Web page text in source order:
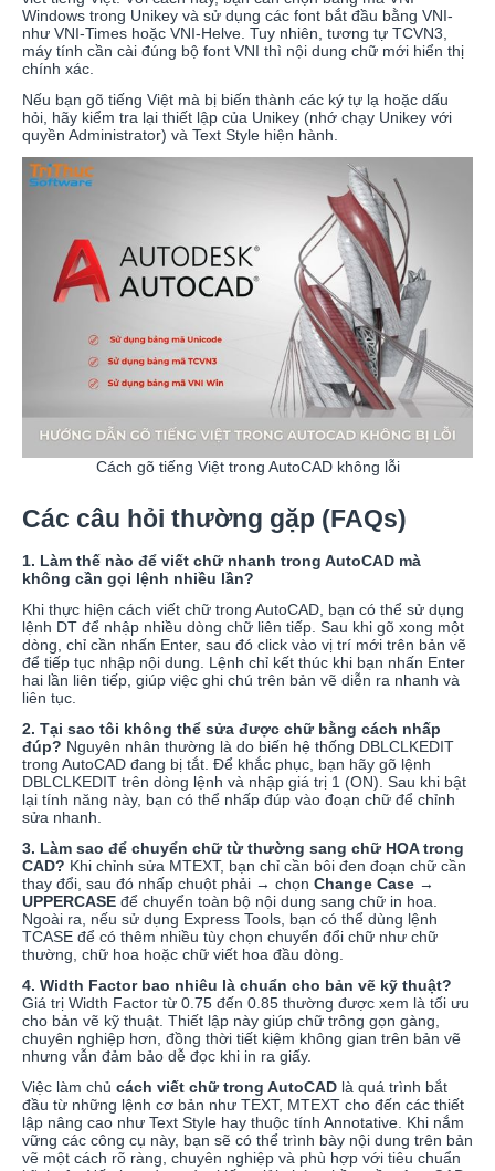
Windows trong Unikey và sử dụng các font bắt đầu bằng VNI-
như VNI-Times hoặc VNI-Helve. Tuy nhiên, tương tự TCVN3,
máy tính cần cài đúng bộ font VNI thì nội dung chữ mới hiển thị
chính xác.
Nếu bạn gõ tiếng Việt mà bị biến thành các ký tự lạ hoặc dấu
hỏi, hãy kiểm tra lại thiết lập của Unikey (nhớ chạy Unikey với
quyền Administrator) và Text Style hiện hành.
Cách gõ tiếng Việt trong AutoCAD không lỗi
Các câu hỏi thường gặp (FAQs)
1. Làm thế nào để viết chữ nhanh trong AutoCAD mà
không cần gọi lệnh nhiều lần?
Khi thực hiện cách viết chữ trong AutoCAD, bạn có thể sử dụng
lệnh DT để nhập nhiều dòng chữ liên tiếp. Sau khi gõ xong một
dòng, chỉ cần nhấn Enter, sau đó click vào vị trí mới trên bản vẽ
để tiếp tục nhập nội dung. Lệnh chỉ kết thúc khi bạn nhấn Enter
hai lần liên tiếp, giúp việc ghi chú trên bản vẽ diễn ra nhanh và
liên tục.
2. Tại sao tôi không thể sửa được chữ bằng cách nhấp
đúp? Nguyên nhân thường là do biến hệ thống DBLCLKEDIT
trong AutoCAD đang bị tắt. Để khắc phục, bạn hãy gõ lệnh
DBLCLKEDIT trên dòng lệnh và nhập giá trị 1 (ON). Sau khi bật
lại tính năng này, bạn có thể nhấp đúp vào đoạn chữ để chỉnh
sửa nhanh.
3. Làm sao để chuyển chữ từ thường sang chữ HOA trong
CAD? Khi chỉnh sửa MTEXT, bạn chỉ cần bôi đen đoạn chữ cần
thay đổi, sau đó nhấp chuột phải → chọn Change Case →
UPPERCASE để chuyển toàn bộ nội dung sang chữ in hoa.
Ngoài ra, nếu sử dụng Express Tools, bạn có thể dùng lệnh
TCASE để có thêm nhiều tùy chọn chuyển đổi chữ như chữ
thường, chữ hoa hoặc chữ viết hoa đầu dòng.
4. Width Factor bao nhiêu là chuẩn cho bản vẽ kỹ thuật?
Giá trị Width Factor từ 0.75 đến 0.85 thường được xem là tối ưu
cho bản vẽ kỹ thuật. Thiết lập này giúp chữ trông gọn gàng,
chuyên nghiệp hơn, đồng thời tiết kiệm không gian trên bản vẽ
nhưng vẫn đảm bảo dễ đọc khi in ra giấy.
Việc làm chủ cách viết chữ trong AutoCAD là quá trình bắt
đầu từ những lệnh cơ bản như TEXT, MTEXT cho đến các thiết
lập nâng cao như Text Style hay thuộc tính Annotative. Khi nắm
vững các công cụ này, bạn sẽ có thể trình bày nội dung trên bản
vẽ một cách rõ ràng, chuyên nghiệp và phù hợp với tiêu chuẩn